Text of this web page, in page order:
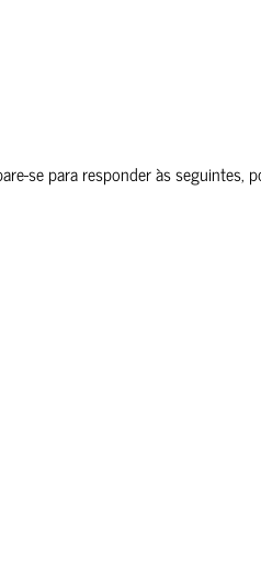
se para responder às seguintes,